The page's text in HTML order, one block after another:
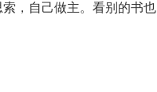
，自己做主。看别的书也